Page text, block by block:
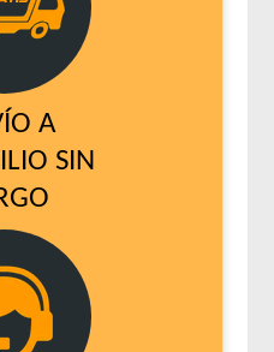
Razas Pequeñas
y Arroz
Adulto Cerdo y Legumbres
Adulto Cordero y Arroz
Adulto Light Cordero y
Adulto Razas Pequeñas
Pollo y Carne
A
SIN